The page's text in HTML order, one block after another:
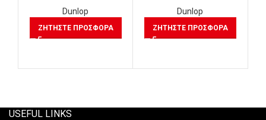
Dunlop
ΖΗΤΉΣΤΕ ΠΡΟΣΦΟΡΆ
Dunlop
ΖΗΤΉΣΤΕ ΠΡΟΣΦΟΡΆ
USEFUL LINKS